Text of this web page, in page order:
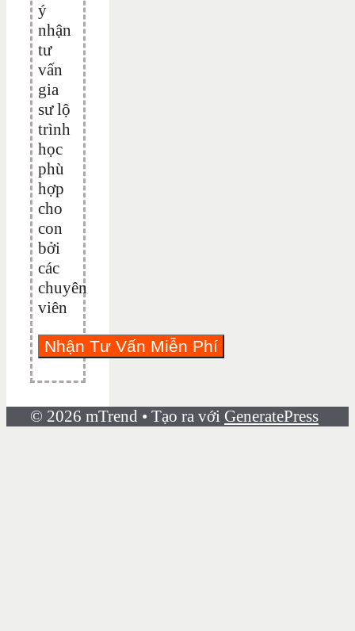
ý
nhận
tư
vấn
gia
sư lộ
trình
học
phù
hợp
cho
con
bởi
các
chuyên
viên
© 2026 mTrend • Tạo ra với GeneratePress